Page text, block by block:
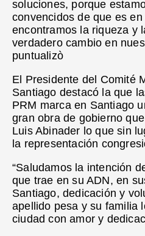
soluciones, porque
convencidos de que es
encontramos la riqueza y
verdadero cambio en
puntualizò
El Presidente del Comité
Santiago destacó la que
PRM marca en Santiago
gran obra de gobierno
Luis Abinader lo que sin
la representación
“Saludamos la intención
que trae en su ADN, en
Santiago, dedicación y
apellido pesa y su familia
ciudad con amor y